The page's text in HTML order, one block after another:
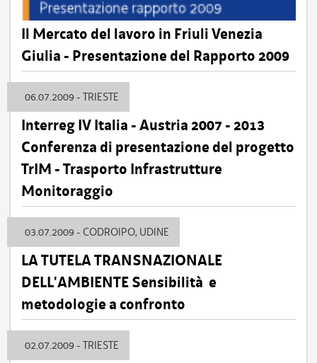
Il Mercato del lavoro in Friuli Venezia
Giulia - Presentazione del Rapporto 2009
06.07.2009 - TRIESTE
Interreg IV Italia - Austria 2007 - 2013
Conferenza di presentazione del progetto
TrIM - Trasporto Infrastrutture
Monitoraggio
03.07.2009 - CODROIPO, UDINE
LA TUTELA TRANSNAZIONALE
DELL'AMBIENTE Sensibilità e
metodologie a confronto
02.07.2009 - TRIESTE